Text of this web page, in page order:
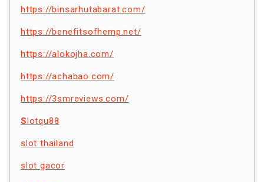
https://binsarhutabarat.com/
https://benefitsofhemp.net/
https://alokojha.com/
https://achabao.com/
https://3smreviews.com/
Slotqu88
slot thailand
slot gacor